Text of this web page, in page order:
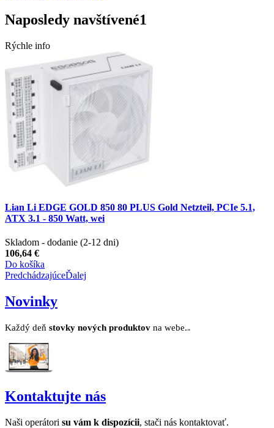
Naposledy navštívené1
Rýchle info
Lian Li EDGE GOLD 850 80 PLUS Gold Netzteil, PCIe 5.1,
ATX 3.1 - 850 Watt, wei
Skladom - dodanie (2-12 dni)
106,64 €
Do košíka
PredchádzajúceĎalej
Novinky
Každý deň stovky nových produktov na webe.
Kontaktujte nás
Naši operátori su vám k dispozícii, stači nás kontaktovať.